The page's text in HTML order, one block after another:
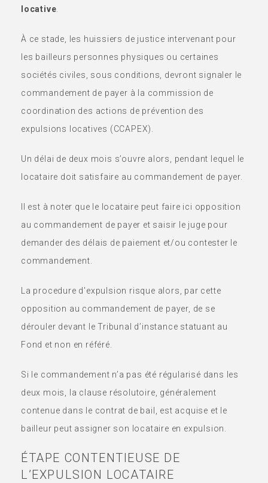
locative
À ce stade, les huissiers de justice intervenant pour
les bailleurs personnes physiques ou certaines
sociétés civiles, sous conditions, devront signaler le
commandement de payer à la commission de
coordination des actions de prévention des
expulsions locatives (CCAPEX).
Un délai de deux mois s’ouvre alors, pendant lequel le
locataire doit satisfaire au commandement de payer.
Il est à noter que le locataire peut faire ici opposition
au commandement de payer et saisir le juge pour
demander des délais de paiement et/ou contester le
commandement.
La procedure d'expulsion risque alors, par cette
opposition au commandement de payer, de se
dérouler devant le Tribunal d’instance statuant au
Fond et non en référé.
Si le commandement n’a pas été régularisé dans les
deux mois, la clause résolutoire, généralement
contenue dans le contrat de bail, est acquise et le
bailleur peut assigner son locataire en expulsion.
ÉTAPE CONTENTIEUSE DE
L’EXPULSION LOCATAIRE